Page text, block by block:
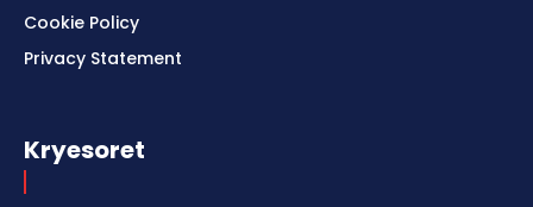
Cookie Policy
Privacy Statement
Kryesoret